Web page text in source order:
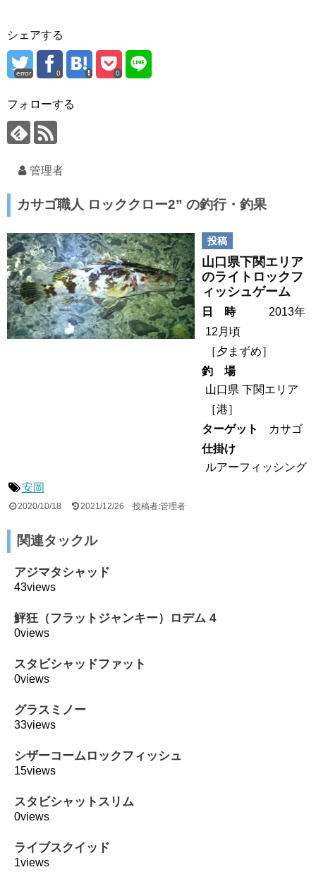
シェアする
error 0 0
フォローする
管理者
カサゴ職人 ロッククロー2” の釣行・釣果
投稿
山口県下関エリア
のライトロックフ
ィッシュゲーム
日 時
2013年
12月頃
［夕まずめ］
釣 場
山口県 下関エリア
［港］
ターゲット
カサゴ
仕掛け
ルアーフィッシング
安岡
2020/10/18 2021/12/26 投稿者:管理者
関連タックル
アジマタシャッド
43views
鮃狂（フラットジャンキー）ロデム 4
0views
スタビシャッドファット
0views
グラスミノー
33views
シザーコームロックフィッシュ
15views
スタビシャットスリム
0views
ライブスクイッド
1views